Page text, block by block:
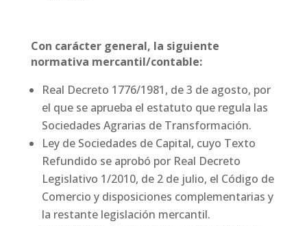
Con carácter general, la siguiente
normativa mercantil/contable:
Real Decreto 1776/1981, de 3 de agosto, por
el que se aprueba el estatuto que regula las
Sociedades Agrarias de Transformación.
Ley de Sociedades de Capital, cuyo Texto
Refundido se aprobó por Real Decreto
Legislativo 1/2010, de 2 de julio, el Código de
Comercio y disposiciones complementarias y
la restante legislación mercantil.